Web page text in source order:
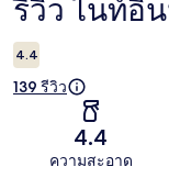
รีวิว
รีวิว ไนท์อิ
4.4
139 รีวิว
4.4
ความสะอาด